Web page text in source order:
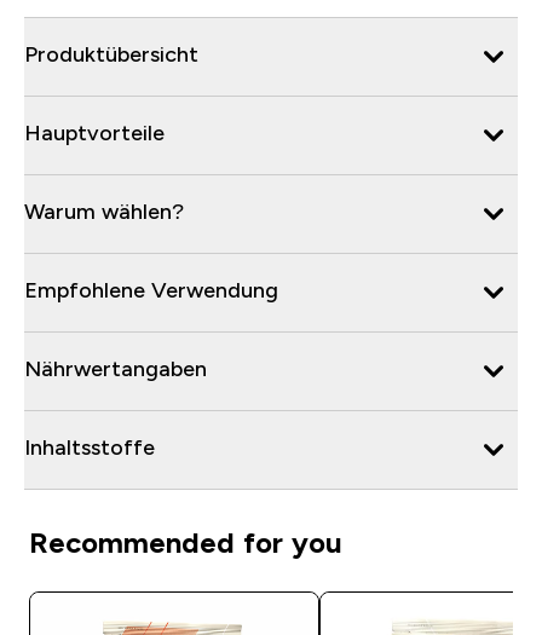
Produktübersicht
Hauptvorteile
Warum wählen?
Empfohlene Verwendung
Nährwertangaben
Inhaltsstoffe
Recommended for you